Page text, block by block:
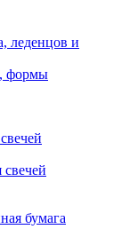
леденцов и
формы
бумага